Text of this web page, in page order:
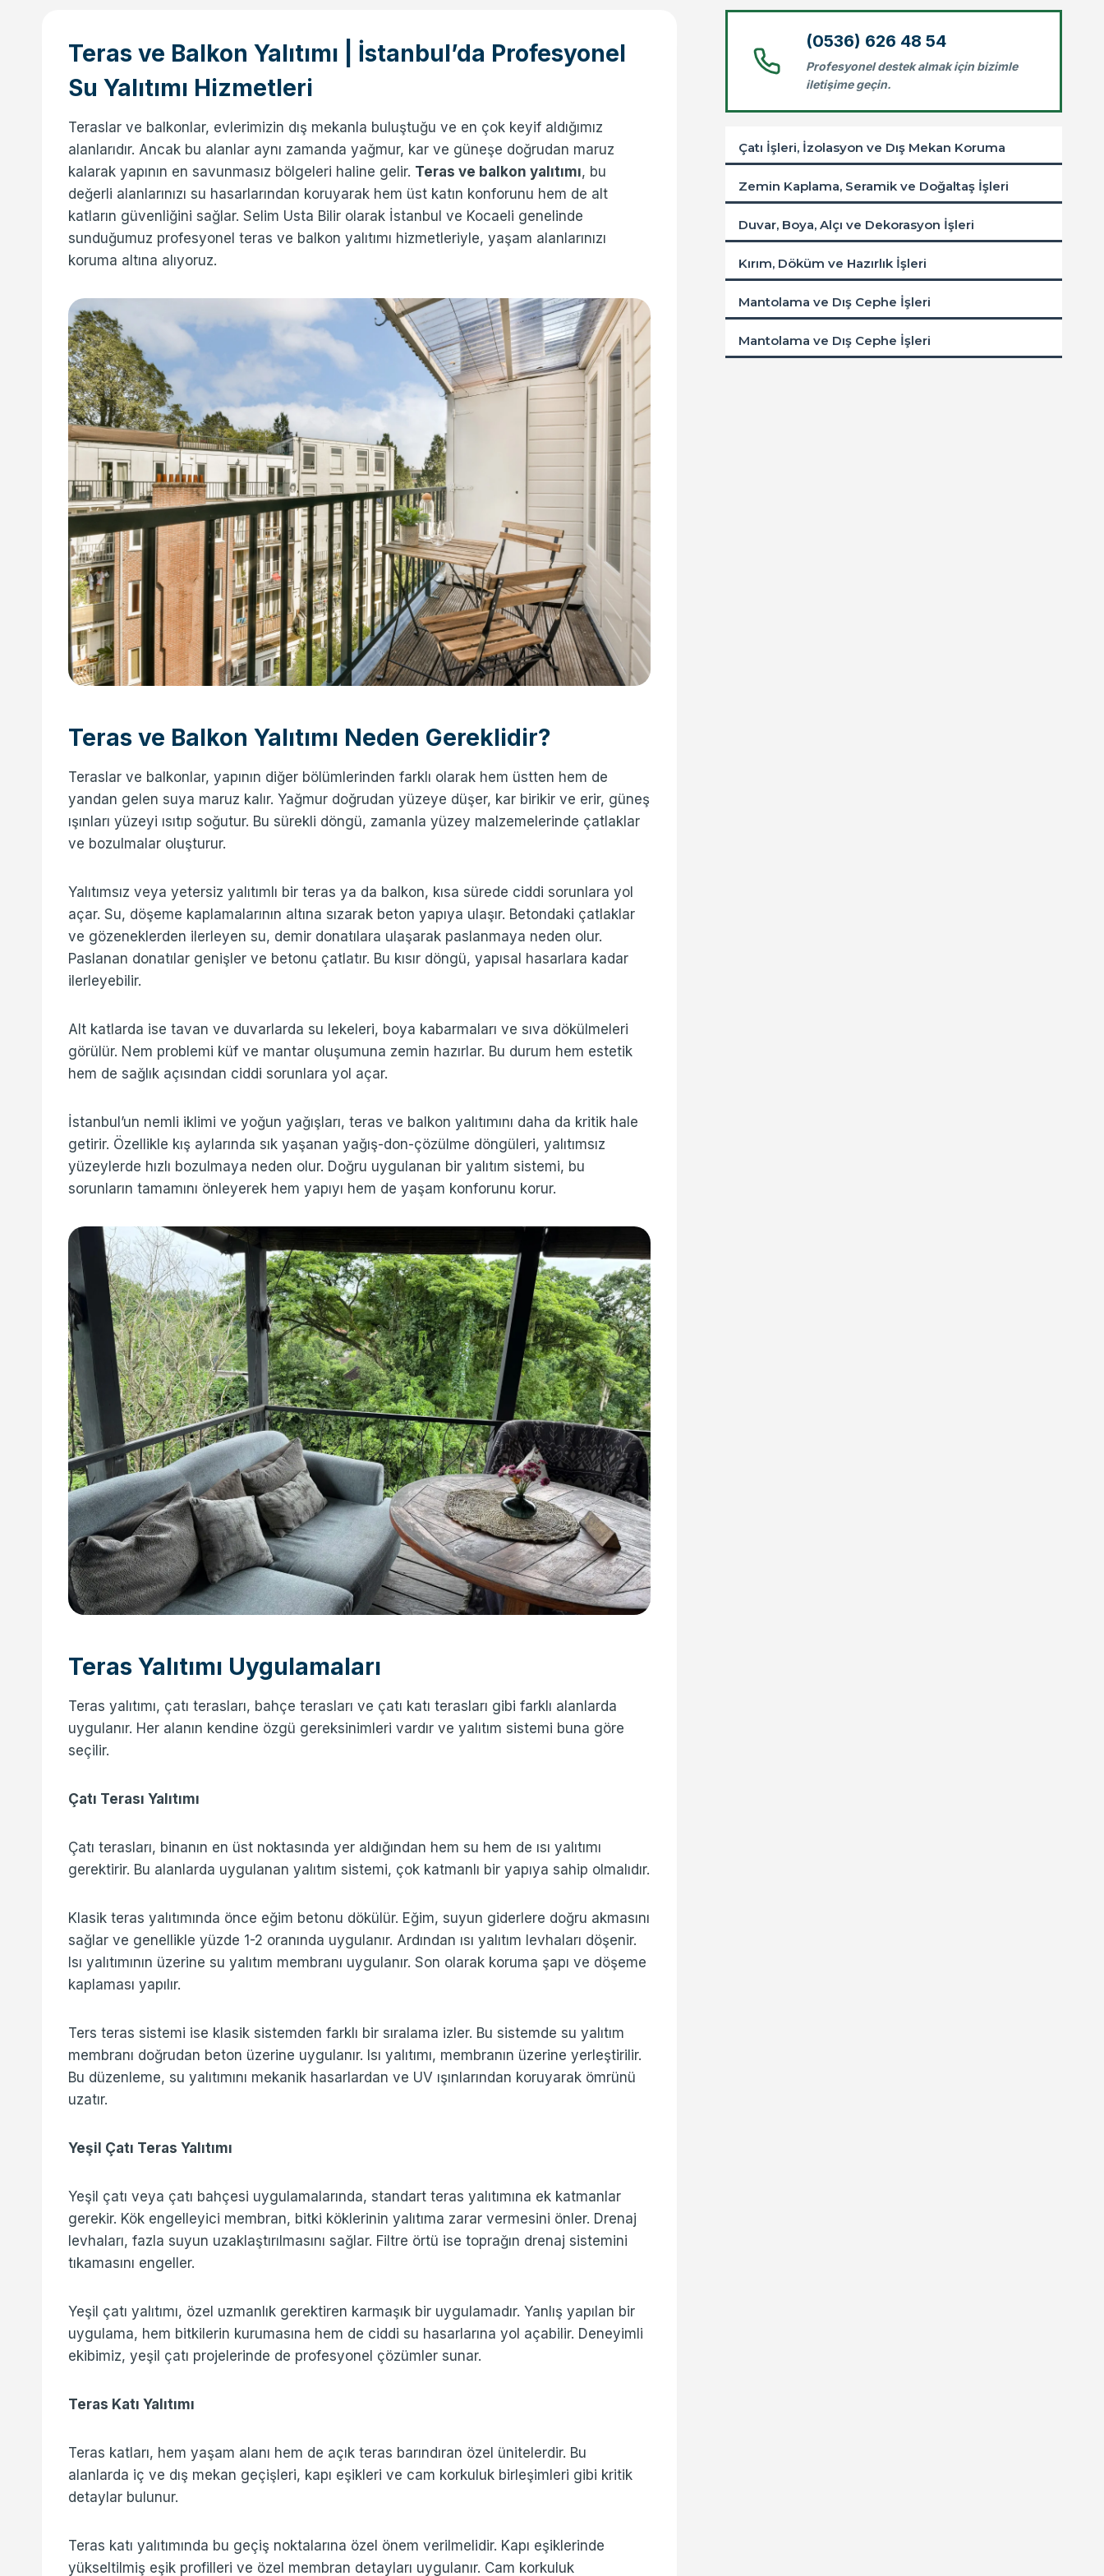
Teras ve Balkon Yalıtımı | İstanbul’da Profesyonel
Su Yalıtımı Hizmetleri
Teraslar ve balkonlar, evlerimizin dış mekanla buluştuğu ve en çok keyif aldığımız
alanlarıdır. Ancak bu alanlar aynı zamanda yağmur, kar ve güneşe doğrudan maruz
kalarak yapının en savunmasız bölgeleri haline gelir. Teras ve balkon yalıtımı, bu
değerli alanlarınızı su hasarlarından koruyarak hem üst katın konforunu hem de alt
katların güvenliğini sağlar. Selim Usta Bilir olarak İstanbul ve Kocaeli genelinde
sunduğumuz profesyonel teras ve balkon yalıtımı hizmetleriyle, yaşam alanlarınızı
koruma altına alıyoruz.
Teras ve Balkon Yalıtımı Neden Gereklidir?
Teraslar ve balkonlar, yapının diğer bölümlerinden farklı olarak hem üstten hem de
yandan gelen suya maruz kalır. Yağmur doğrudan yüzeye düşer, kar birikir ve erir, güneş
ışınları yüzeyi ısıtıp soğutur. Bu sürekli döngü, zamanla yüzey malzemelerinde çatlaklar
ve bozulmalar oluşturur.
Yalıtımsız veya yetersiz yalıtımlı bir teras ya da balkon, kısa sürede ciddi sorunlara yol
açar. Su, döşeme kaplamalarının altına sızarak beton yapıya ulaşır. Betondaki çatlaklar
ve gözeneklerden ilerleyen su, demir donatılara ulaşarak paslanmaya neden olur.
Paslanan donatılar genişler ve betonu çatlatır. Bu kısır döngü, yapısal hasarlara kadar
ilerleyebilir.
Alt katlarda ise tavan ve duvarlarda su lekeleri, boya kabarmaları ve sıva dökülmeleri
görülür. Nem problemi küf ve mantar oluşumuna zemin hazırlar. Bu durum hem estetik
hem de sağlık açısından ciddi sorunlara yol açar.
İstanbul’un nemli iklimi ve yoğun yağışları, teras ve balkon yalıtımını daha da kritik hale
getirir. Özellikle kış aylarında sık yaşanan yağış-don-çözülme döngüleri, yalıtımsız
yüzeylerde hızlı bozulmaya neden olur. Doğru uygulanan bir yalıtım sistemi, bu
sorunların tamamını önleyerek hem yapıyı hem de yaşam konforunu korur.
Teras Yalıtımı Uygulamaları
Teras yalıtımı, çatı terasları, bahçe terasları ve çatı katı terasları gibi farklı alanlarda
uygulanır. Her alanın kendine özgü gereksinimleri vardır ve yalıtım sistemi buna göre
seçilir.
Çatı Terası Yalıtımı
Çatı terasları, binanın en üst noktasında yer aldığından hem su hem de ısı yalıtımı
gerektirir. Bu alanlarda uygulanan yalıtım sistemi, çok katmanlı bir yapıya sahip olmalıdır.
Klasik teras yalıtımında önce eğim betonu dökülür. Eğim, suyun giderlere doğru akmasını
sağlar ve genellikle yüzde 1-2 oranında uygulanır. Ardından ısı yalıtım levhaları döşenir.
Isı yalıtımının üzerine su yalıtım membranı uygulanır. Son olarak koruma şapı ve döşeme
kaplaması yapılır.
Ters teras sistemi ise klasik sistemden farklı bir sıralama izler. Bu sistemde su yalıtım
membranı doğrudan beton üzerine uygulanır. Isı yalıtımı, membranın üzerine yerleştirilir.
Bu düzenleme, su yalıtımını mekanik hasarlardan ve UV ışınlarından koruyarak ömrünü
uzatır.
Yeşil Çatı Teras Yalıtımı
Yeşil çatı veya çatı bahçesi uygulamalarında, standart teras yalıtımına ek katmanlar
gerekir. Kök engelleyici membran, bitki köklerinin yalıtıma zarar vermesini önler. Drenaj
levhaları, fazla suyun uzaklaştırılmasını sağlar. Filtre örtü ise toprağın drenaj sistemini
tıkamasını engeller.
Yeşil çatı yalıtımı, özel uzmanlık gerektiren karmaşık bir uygulamadır. Yanlış yapılan bir
uygulama, hem bitkilerin kurumasına hem de ciddi su hasarlarına yol açabilir. Deneyimli
ekibimiz, yeşil çatı projelerinde de profesyonel çözümler sunar.
Teras Katı Yalıtımı
Teras katları, hem yaşam alanı hem de açık teras barındıran özel ünitelerdir. Bu
alanlarda iç ve dış mekan geçişleri, kapı eşikleri ve cam korkuluk birleşimleri gibi kritik
detaylar bulunur.
Teras katı yalıtımında bu geçiş noktalarına özel önem verilmelidir. Kapı eşiklerinde
yükseltilmiş eşik profilleri ve özel membran detayları uygulanır. Cam korkuluk
(0536) 626 48 54
Profesyonel destek almak için bizimle
iletişime geçin.
Çatı İşleri, İzolasyon ve Dış Mekan Koruma
Zemin Kaplama, Seramik ve Doğaltaş İşleri
Duvar, Boya, Alçı ve Dekorasyon İşleri
Kırım, Döküm ve Hazırlık İşleri
Mantolama ve Dış Cephe İşleri
Mantolama ve Dış Cephe İşleri